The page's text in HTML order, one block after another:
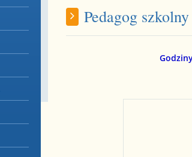
Pedagog szkolny